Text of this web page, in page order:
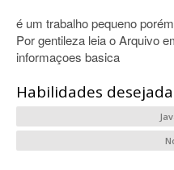
é um trabalho pequeno
Por gentileza leia o Arquivo
informaçoes basica
Habilidades